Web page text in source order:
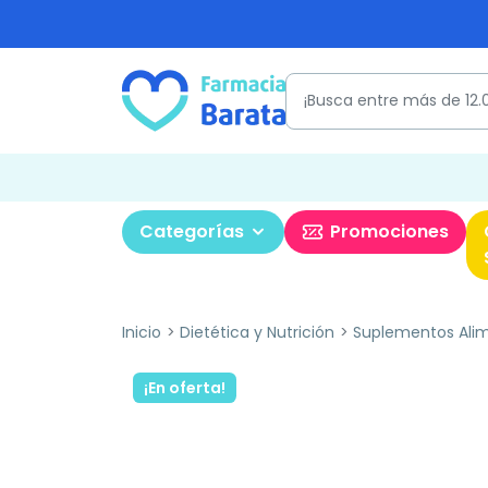
Categorías Promociones
Inicio Dietética y Nutrición Suplementos
¡En oferta!